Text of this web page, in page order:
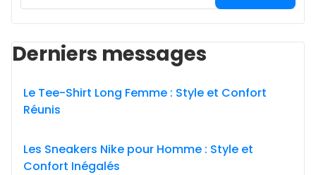
Derniers messages
Le Tee-Shirt Long Femme : Style et Confort
Réunis
Les Sneakers Nike pour Homme : Style et
Confort Inégalés